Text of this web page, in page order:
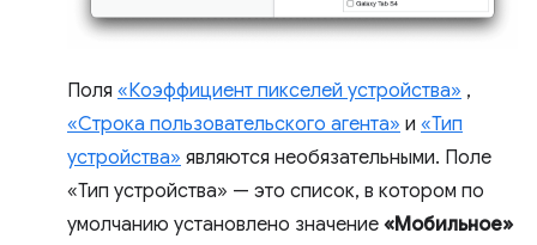
Поля «Коэффициент пикселей устройства» ,
«Строка пользовательского агента» и «Тип
устройства» являются необязательными. Поле
«Тип устройства» — это список, в котором по
умолчанию установлено значение «Мобильное»